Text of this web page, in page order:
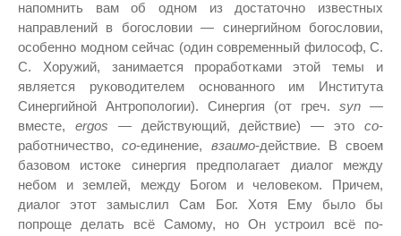
напомнить вам об одном из достаточно известных
направлений в богословии — синергийном богословии,
особенно модном сейчас (один современный философ, С.
С. Хоружий, занимается проработками этой темы и
является руководителем основанного им Института
Синергийной Антропологии). Синергия (от греч. syn —
вместе, ergos — действующий, действие) — этосо-
работничество,со-единение, взаимо-действие. В своем
базовом истоке синергия предполагает диалог между
небом и землей, между Богом и человеком. Причем,
диалог этот замыслил Сам Бог. Хотя Ему было бы
попроще делать всё Самому, но Он устроил всё по-